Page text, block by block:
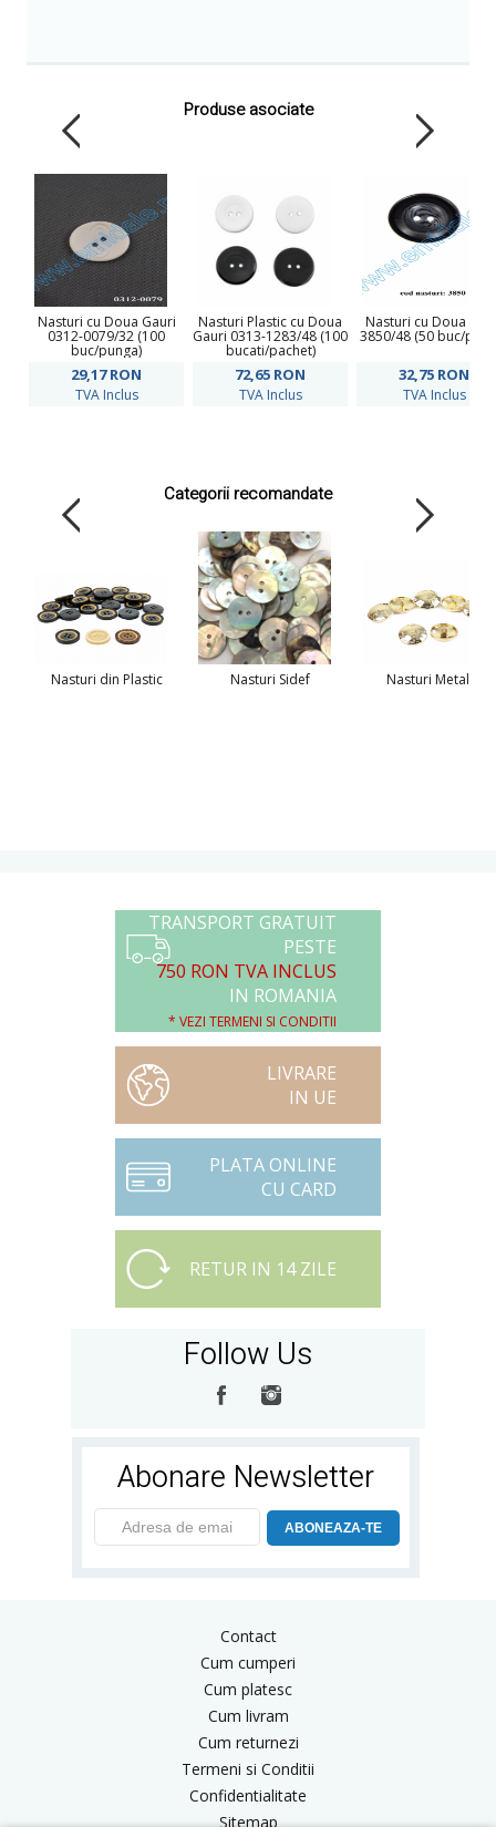
Produse asociate
Nasturi cu Doua Gauri
0312-0079/32 (100
buc/punga)
29,17RON
TVA Inclus
Nasturi Plastic cu Doua
Gauri 0313-1283/48 (100
bucati/pachet)
72,65 RON
TVA Inclus
Nasturi cu Doua
3850/48 (50 buc/
32,75 RON
TVA Inclus
Categorii recomandate
Nasturi din Plastic Nasturi Sidef Nasturi Metalici
TRANSPORT GRATUIT
PESTE
750 RON TVA INCLUS
IN ROMANIA
* VEZI TERMENI SI CONDITII
LIVRARE
IN UE
PLATA ONLINE
CU CARD
RETUR IN 14 ZILE
Follow Us
Abonare Newsletter
ABONEAZA-TE
Contact
Cum cumperi
Cum platesc
Cum livram
Cum returnezi
Termeni si Conditii
Confidentialitate
Sitemap